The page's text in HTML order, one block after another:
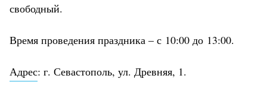
свободный.
Время проведения праздника – с 10:00 до 13:00.
Адрес: г. Севастополь, ул. Древняя, 1.